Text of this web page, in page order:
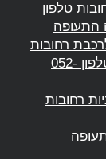
טלפון
התעופה
רחובות
מוניות רחובות אסף טלפון 052-
רחובות